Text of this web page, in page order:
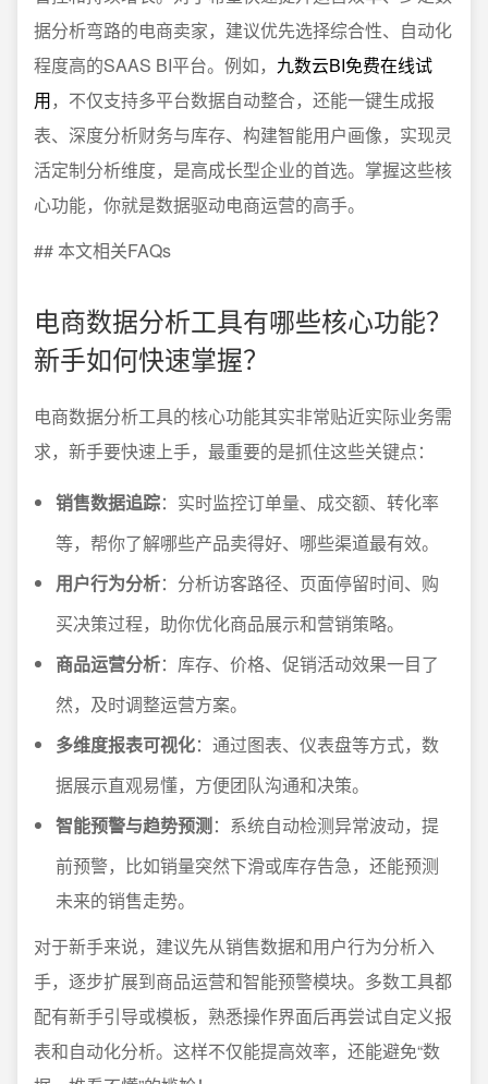
据分析弯路的电商卖家，建议优先选择综合性、自动化
程度高的SAAS BI平台。例如， 九数云BI免费在线试
用，不仅支持多平台数据自动整合，还能一键生成报
表、深度分析财务与库存、构建智能用户画像，实现灵
活定制分析维度，是高成长型企业的首选。掌握这些核
心功能，你就是数据驱动电商运营的高手。
## 本文相关FAQs
电商数据分析工具有哪些核心功能？
新手如何快速掌握？
电商数据分析工具的核心功能其实非常贴近实际业务需
求，新手要快速上手，最重要的是抓住这些关键点：
销售数据追踪：实时监控订单量、成交额、转化率
等，帮你了解哪些产品卖得好、哪些渠道最有效。
用户行为分析：分析访客路径、页面停留时间、购
买决策过程，助你优化商品展示和营销策略。
商品运营分析：库存、价格、促销活动效果一目了
然，及时调整运营方案。
多维度报表可视化：通过图表、仪表盘等方式，数
据展示直观易懂，方便团队沟通和决策。
智能预警与趋势预测：系统自动检测异常波动，提
前预警，比如销量突然下滑或库存告急，还能预测
未来的销售走势。
对于新手来说，建议先从销售数据和用户行为分析入
手，逐步扩展到商品运营和智能预警模块。多数工具都
配有新手引导或模板，熟悉操作界面后再尝试自定义报
表和自动化分析。这样不仅能提高效率，还能避免“数